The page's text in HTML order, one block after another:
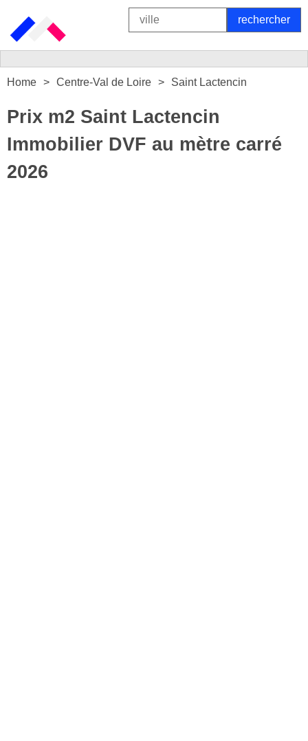
Home Centre-Val de Loire Saint Lactencin
Prix m2 Saint Lactencin
Immobilier DVF au mètre carré
2026